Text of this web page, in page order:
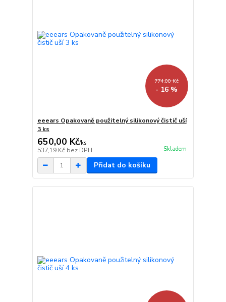
774,00 Kč
- 16 %
eeears Opakovaně použitelný silikonový čistič uší
3 ks
650,00 Kč/ks
537,19 Kč bez DPH Skladem
Přidat do košíku